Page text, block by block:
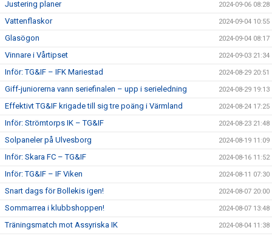
Justering planer 2024-09-06 08:28
Vattenflaskor 2024-09-04 10:55
Glasögon 2024-09-04 08:17
Vinnare i Vårtipset 2024-09-03 21:34
Inför: TG&IF – IFK Mariestad 2024-08-29 20:51
Giff-juniorerna vann seriefinalen – upp i serieledning 2024-08-29 19:13
Effektivt TG&IF krigade till sig tre poäng i Värmland 2024-08-24 17:25
Inför: Strömtorps IK – TG&IF 2024-08-23 21:48
Solpaneler på Ulvesborg 2024-08-19 11:09
Inför: Skara FC – TG&IF 2024-08-16 11:52
Inför: TG&IF – IF Viken 2024-08-11 07:30
Snart dags för Bollekis igen! 2024-08-07 20:00
Sommarrea i klubbshoppen! 2024-08-07 13:48
Träningsmatch mot Assyriska IK 2024-08-04 11:38